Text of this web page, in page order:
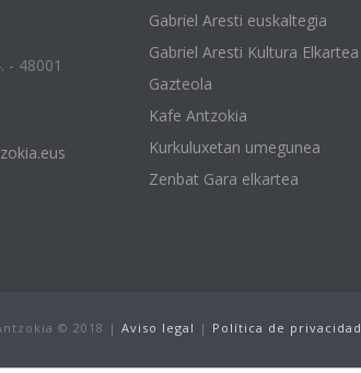
- 48001
Gabriel Aresti euskaltegia
Gabriel Aresti Kultura Elkartea
Gazteola
Kafe Antzokia
Kurkuluxetan umegunea
Zenbat Gara elkartea
© 2018 | Aviso legal | Política de privacidad